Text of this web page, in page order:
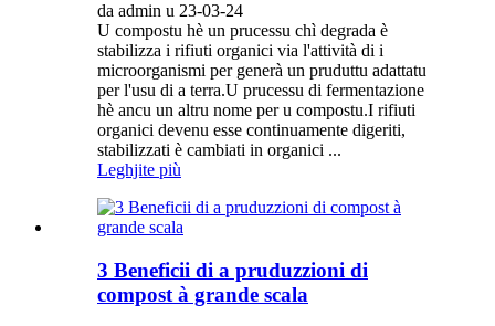
da admin u 23-03-24
U compostu hè un prucessu chì degrada è
stabilizza i rifiuti organici via l'attività di i
microorganismi per generà un pruduttu adattatu
per l'usu di a terra.U prucessu di fermentazione
hè ancu un altru nome per u compostu.I rifiuti
organici devenu esse continuamente digeriti,
stabilizzati è cambiati in organici ...
Leghjite più
3 Beneficii di a pruduzzioni di
compost à grande scala